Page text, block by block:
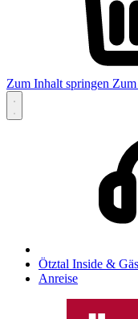
Zum Inhalt springen
Ötztal Inside &
Anreise